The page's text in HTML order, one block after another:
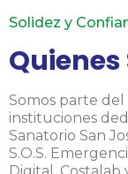
Solidez y
Somos parte
instituciones
Sanatorio San
S.O.S.
Digital, Costalab